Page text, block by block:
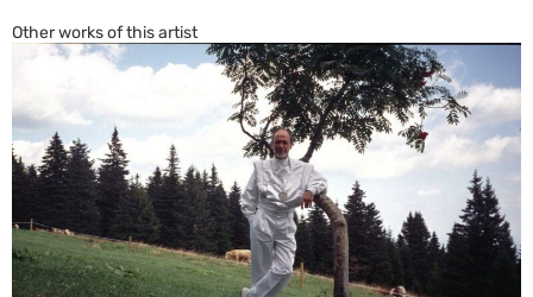
Other works of this artist